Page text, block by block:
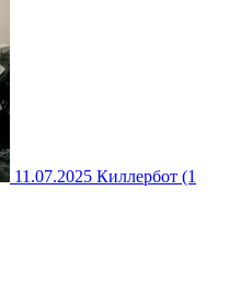
11.07.2025 Киллербот (1